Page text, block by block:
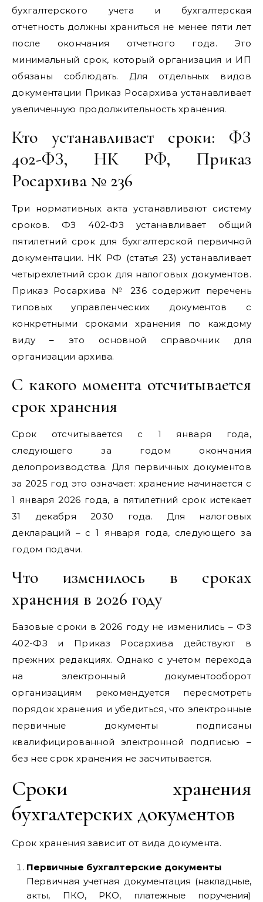
бухгалтерского учета и бухгалтерская
отчетность должны храниться не менее пяти лет
после окончания отчетного года. Это
минимальный срок, который организация и ИП
обязаны соблюдать. Для отдельных видов
документации Приказ Росархива устанавливает
увеличенную продолжительность хранения.
Кто устанавливает сроки: ФЗ
402-ФЗ, НК РФ, Приказ
Росархива № 236
Три нормативных акта устанавливают систему
сроков. ФЗ 402-ФЗ устанавливает общий
пятилетний срок для бухгалтерской первичной
документации. НК РФ (статья 23) устанавливает
четырехлетний срок для налоговых документов.
Приказ Росархива № 236 содержит перечень
типовых управленческих документов с
конкретными сроками хранения по каждому
виду – это основной справочник для
организации архива.
С какого момента отсчитывается
срок хранения
Срок отсчитывается с 1 января года,
следующего за годом окончания
делопроизводства. Для первичных документов
за 2025 год это означает: хранение начинается с
1 января 2026 года, а пятилетний срок истекает
31 декабря 2030 года. Для налоговых
деклараций – с 1 января года, следующего за
годом подачи.
Что изменилось в сроках
хранения в 2026 году
Базовые сроки в 2026 году не изменились – ФЗ
402-ФЗ и Приказ Росархива действуют в
прежних редакциях. Однако с учетом перехода
на электронный документооборот
организациям рекомендуется пересмотреть
порядок хранения и убедиться, что электронные
первичные документы подписаны
квалифицированной электронной подписью –
без нее срок хранения не засчитывается.
Сроки хранения
бухгалтерских документов
Срок хранения зависит от вида документа.
Первичные бухгалтерские документы
Первичная учетная документация (накладные,
акты, ПКО, РКО, платежные поручения)